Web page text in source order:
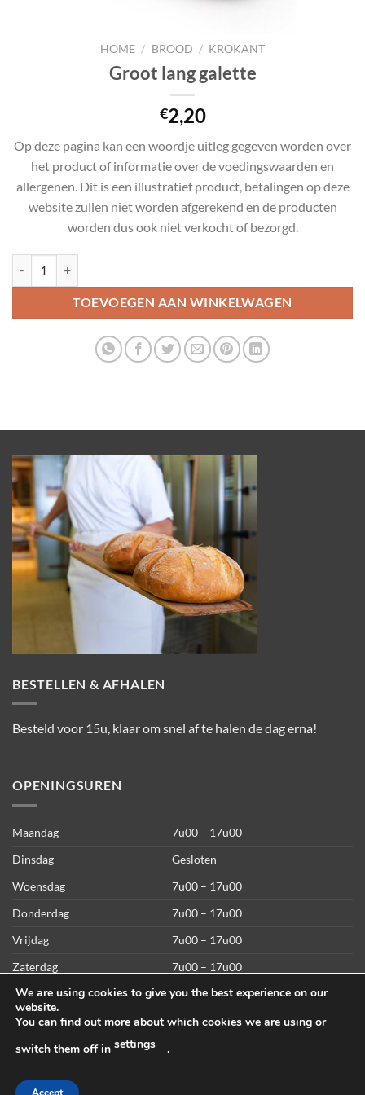
HOME / BROOD / KROKANT
Groot lang galette
€2,20
Op deze pagina kan een woordje uitleg gegeven worden over
het product of informatie over de voedingswaarden en
allergenen. Dit is een illustratief product, betalingen op deze
website zullen niet worden afgerekend en de producten
worden dus ook niet verkocht of bezorgd.
TOEVOEGEN AAN WINKELWAGEN
BESTELLEN & AFHALEN
Besteld voor 15u, klaar om snel af te halen de dag erna!
OPENINGSUREN
Maandag
7u00 – 17u00
Dinsdag
Gesloten
Woensdag
7u00 – 17u00
Donderdag
7u00 – 17u00
Vrijdag
7u00 – 17u00
Zaterdag
7u00 – 17u00
Zondag
7u00 – 17u00
We are using cookies to give you the best experience on our
website.
You can find out more about which cookies we are using or
switch them off in settings .